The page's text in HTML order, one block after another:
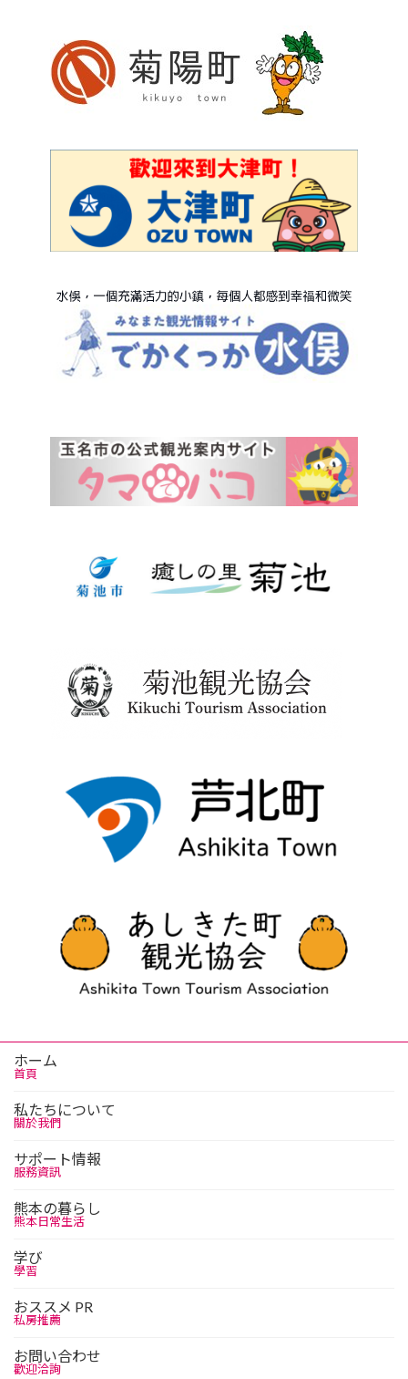
ホーム
首頁
私たちについて
關於我們
サポート情報
服務資訊
熊本の暮らし
熊本日常生活
学び
學習
おススメ PR
私房推薦
お問い合わせ
歡迎洽詢